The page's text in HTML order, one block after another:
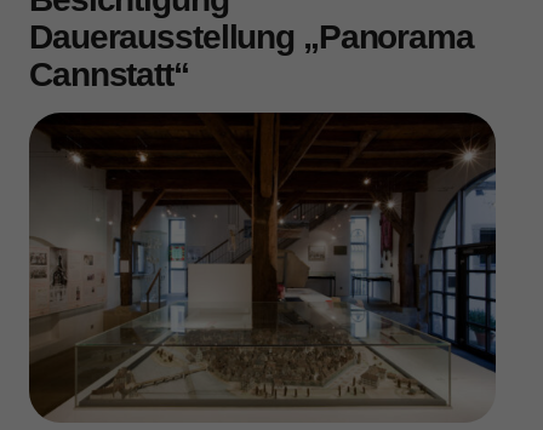
Dauerausstellung „Panorama
Cannstatt“